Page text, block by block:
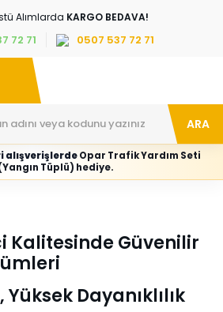
Alımlarda KARGO BEDAVA!
72 71 0507 537 72 71
ARA
alışverişlerdeOpar Trafik Yardım Seti
Tüplü) hediye.
Kalitesinde Güvenilir
Dayanıklılık